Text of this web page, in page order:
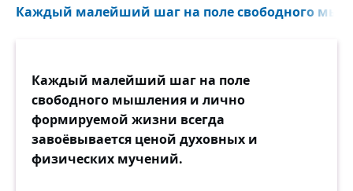
Каждый малейший шаг на поле свободного
Каждый малейший шаг на поле
свободного мышления и лично
формируемой жизни всегда
завоёвывается ценой духовных и
физических мучений.